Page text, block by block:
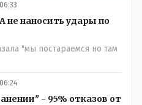
не наносить удары по
"мы постараемся но там
- 95% отказов от